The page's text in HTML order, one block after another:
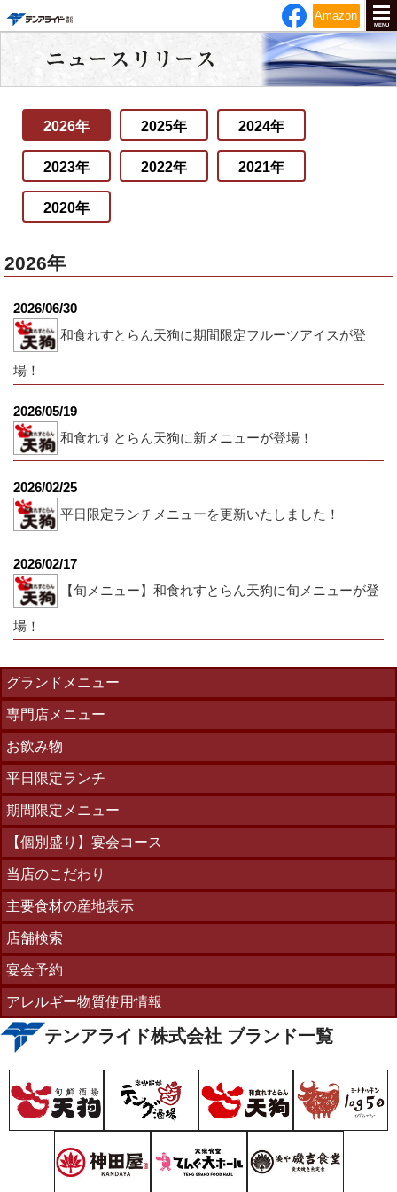
Amazon
MENU
2026年 2025年 2024年
2023年 2022年 2021年
2020年
2026年
2026/06/30
和食れすとらん天狗に期間限定フルーツアイスが登
場！
2026/05/19
和食れすとらん天狗に新メニューが登場！
2026/02/25
平日限定ランチメニューを更新いたしました！
2026/02/17
【旬メニュー】和食れすとらん天狗に旬メニューが登
場！
グランドメニュー
専門店メニュー
お飲み物
平日限定ランチ
期間限定メニュー
【個別盛り】宴会コース
当店のこだわり
主要食材の産地表示
店舗検索
宴会予約
アレルギー物質使用情報
テンアライド株式会社 ブランド一覧